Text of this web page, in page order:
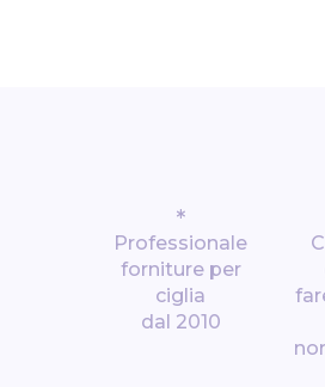
*
Professionale
forniture per
ciglia
dal 2010